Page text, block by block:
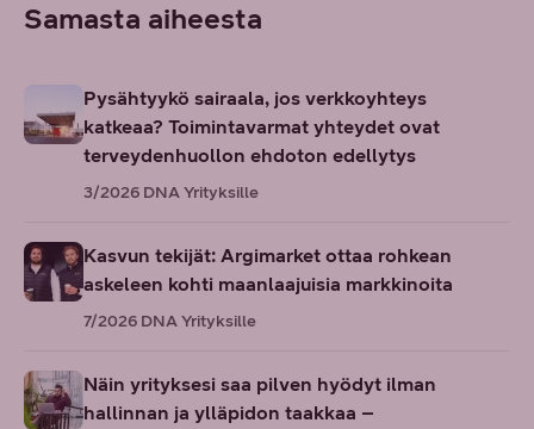
Samasta aiheesta
Pysähtyykö sairaala, jos verkkoyhteys
katkeaa? Toimintavarmat yhteydet ovat
terveydenhuollon ehdoton edellytys
3/2026 DNA Yrityksille
Kasvun tekijät: Argimarket ottaa rohkean
askeleen kohti maanlaajuisia markkinoita
7/2026 DNA Yrityksille
Näin yrityksesi saa pilven hyödyt ilman
hallinnan ja ylläpidon taakkaa –